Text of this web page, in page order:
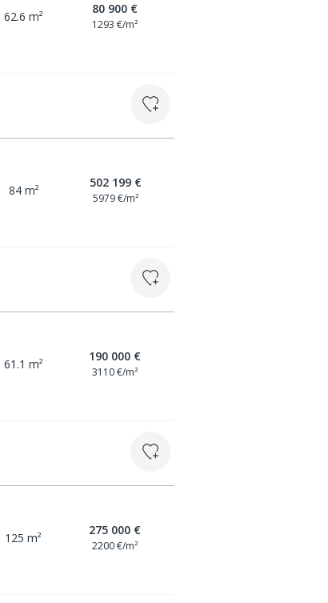
62.6 m²
80 900 €
1293 €/m²
84 m²
502 199 €
5979 €/m²
61.1 m²
190 000 €
3110 €/m²
125 m²
275 000 €
2200 €/m²